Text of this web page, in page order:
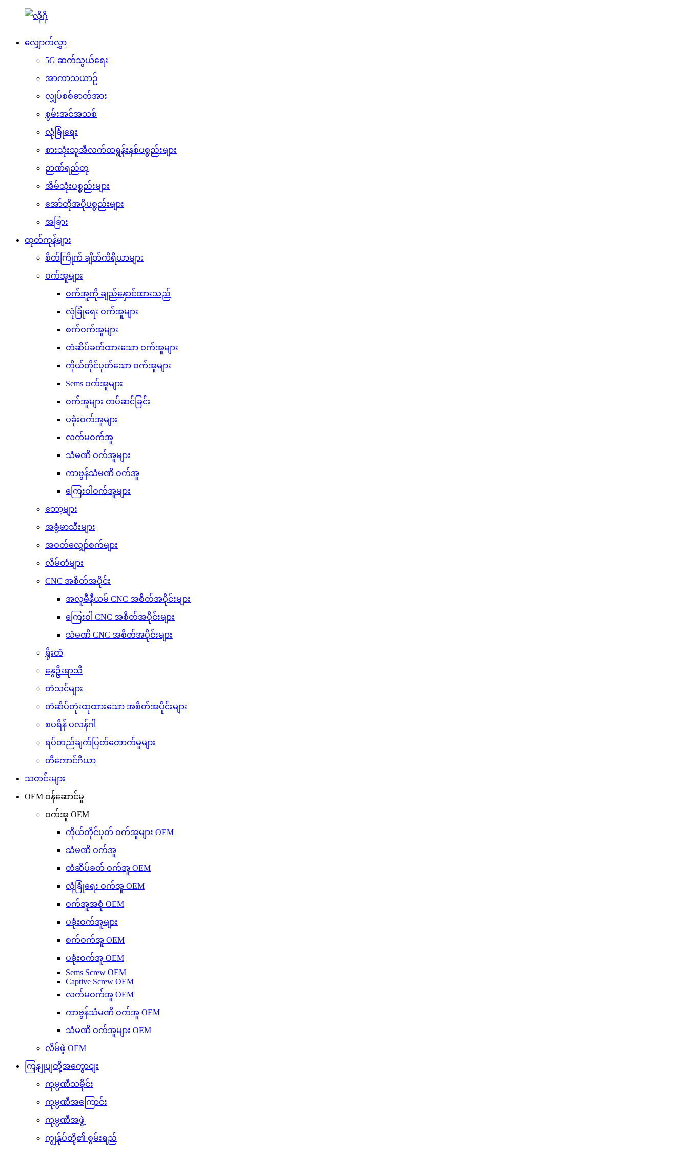
လျှောက်လွှာ
5G ဆက်သွယ်ရေး
အာကာသယာဉ်
လျှပ်စစ်ဓာတ်အား
စွမ်းအင်အသစ်
လုံခြုံရေး
စားသုံးသူအီလက်ထရွန်းနစ်ပစ္စည်းများ
ဉာဏ်ရည်တု
အိမ်သုံးပစ္စည်းများ
အော်တိုအပိုပစ္စည်းများ
အခြား
ထုတ်ကုန်များ
စိတ်ကြိုက် ချိတ်ကိရိယာများ
ဝက်အူများ
ဝက်အူကို ချည်နှောင်ထားသည်
လုံခြုံရေး ဝက်အူများ
စက်ဝက်အူများ
တံဆိပ်ခတ်ထားသော ဝက်အူများ
ကိုယ်တိုင်ပုတ်သော ဝက်အူများ
Sems ဝက်အူများ
ဝက်အူများ တပ်ဆင်ခြင်း
ပခုံးဝက်အူများ
လက်မဝက်အူ
သံမဏိ ဝက်အူများ
ကာဗွန်သံမဏိ ဝက်အူ
ကြေးဝါဝက်အူများ
ဘော့များ
အခွံမာသီးများ
အဝတ်လျှော်စက်များ
လိမ်တံများ
CNC အစိတ်အပိုင်း
အလူမီနီယမ် CNC အစိတ်အပိုင်းများ
ကြေးဝါ CNC အစိတ်အပိုင်းများ
သံမဏိ CNC အစိတ်အပိုင်းများ
ရိုးတံ
နွေဦးရာသီ
တံသင်များ
တံဆိပ်တုံးထုထားသော အစိတ်အပိုင်းများ
စပရိန် ပလန်ဂါ
ရပ်တည်ချက်ပြတ်တောက်မှုများ
တီကောင်ဂီယာ
သတင်းများ
OEM ဝန်ဆောင်မှု
ဝက်အူ OEM
ကိုယ်တိုင်ပုတ် ဝက်အူများ OEM
သံမဏိ ဝက်အူ
တံဆိပ်ခတ် ဝက်အူ OEM
လုံခြုံရေး ဝက်အူ OEM
ဝက်အူအစုံ OEM
ပခုံးဝက်အူများ
စက်ဝက်အူ OEM
ပခုံးဝက်အူ OEM
Sems Screw OEM
Captive Screw OEM
လက်မဝက်အူ OEM
ကာဗွန်သံမဏိ ဝက်အူ OEM
သံမဏိ ဝက်အူများ OEM
လိမ်ဖဲ့ OEM
ကြှနျုပျတို့အကွောငျး
ကုမ္ပဏီသမိုင်း
ကုမ္ပဏီအကြောင်း
ကုမ္ပဏီအဖွဲ့
ကျွန်ုပ်တို့၏ စွမ်းရည်